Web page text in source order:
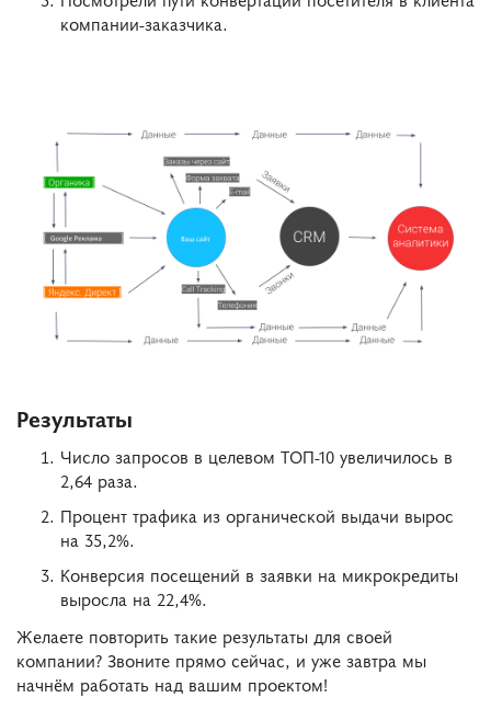
компании-заказчика.
Результаты
Число запросов в целевом ТОП-10 увеличилось в
2,64 раза.
Процент трафика из органической выдачи вырос
на 35,2%.
Конверсия посещений в заявки на микрокредиты
выросла на 22,4%.
Желаете повторить такие результаты для своей
компании? Звоните прямо сейчас, и уже завтра мы
начнём работать над вашим проектом!